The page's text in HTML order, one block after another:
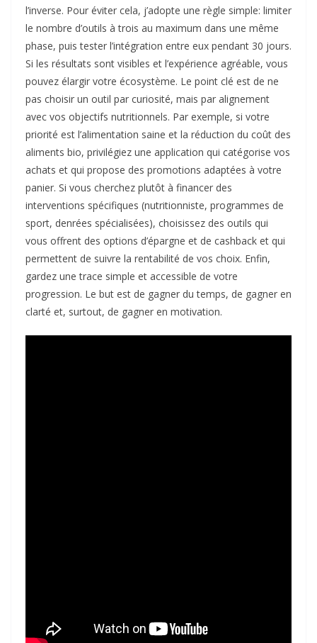
l’inverse. Pour éviter cela, j’adopte une règle simple: limiter
le nombre d’outils à trois au maximum dans une même
phase, puis tester l’intégration entre eux pendant 30 jours.
Si les résultats sont visibles et l’expérience agréable, vous
pouvez élargir votre écosystème. Le point clé est de ne
pas choisir un outil par curiosité, mais par alignement
avec vos objectifs nutritionnels. Par exemple, si votre
priorité est l’alimentation saine et la réduction du coût des
aliments bio, privilégiez une application qui catégorise vos
achats et qui propose des promotions adaptées à votre
panier. Si vous cherchez plutôt à financer des
interventions spécifiques (nutritionniste, programmes de
sport, denrées spécialisées), choisissez des outils qui
vous offrent des options d’épargne et de cashback et qui
permettent de suivre la rentabilité de vos choix. Enfin,
gardez une trace simple et accessible de votre
progression. Le but est de gagner du temps, de gagner en
clarté et, surtout, de gagner en motivation.